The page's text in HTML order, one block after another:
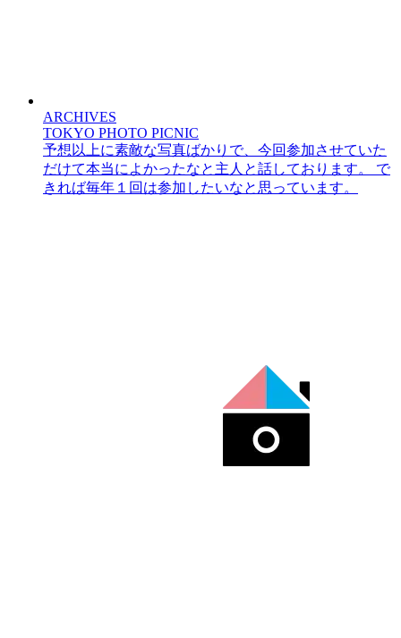
ARCHIVES
TOKYO PHOTO PICNIC
予想以上に素敵な写真ばかりで、今回参加させていた
だけて本当によかったなと主人と話しております。 で
きれば毎年１回は参加したいなと思っています。